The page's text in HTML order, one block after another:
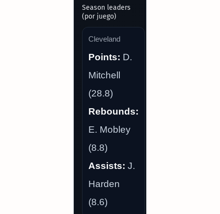
Season leaders
(por juego)
Cleveland
Points: D.
Mitchell
(28.8)
Rebounds:
E. Mobley
(8.8)
Assists: J.
Harden
(8.6)